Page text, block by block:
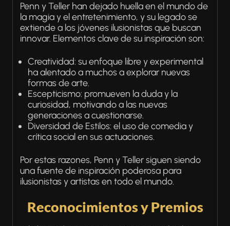
Penn y Teller han dejado huella en el mundo de
la magia y el entretenimiento, y su legado se
extiende a los jóvenes ilusionistas que buscan
innovar. Elementos clave de su inspiración son:
Creatividad: su enfoque libre y experimental
ha alentado a muchos a explorar nuevas
formas de arte.
Escepticismo: promueven la duda y la
curiosidad, motivando a las nuevas
generaciones a cuestionarse.
Diversidad de Estilos: el uso de comedia y
crítica social en sus actuaciones.
Por estas razones, Penn y Teller siguen siendo
una fuente de inspiración poderosa para
ilusionistas y artistas en todo el mundo.
Reconocimientos y Premios